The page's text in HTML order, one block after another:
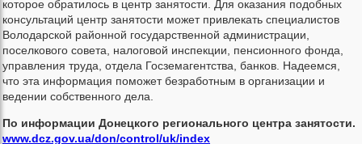
которое обратилось в центр занятости. Для оказания подобных
консультаций центр занятости может привлекать специалистов
Володарской районной государственной администрации,
поселкового совета, налоговой инспекции, пенсионного фонда,
управления труда, отдела Госземагентства, банков. Надеемся,
что эта информация поможет безработным в организации и
ведении собственного дела.
По информации Донецкого регионального центра занятости.
www.dcz.gov.ua/don/control/uk/index